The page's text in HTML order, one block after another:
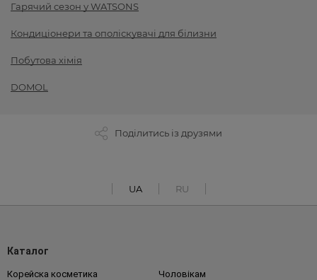
Гарячий сезон у WATSONS
Кондиціонери та ополіскувачі для білизни
Побутова хімія
DOMOL
Поділитись із друзями
UA RU
Каталог
Корейска косметика Чоловікам